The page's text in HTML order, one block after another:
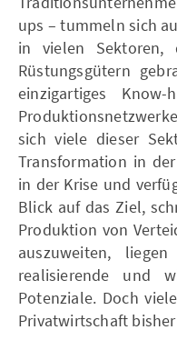
ups – tummeln sich
in vielen
Rüstungsgütern
einzigartiges
sich viele dieser
Transformation in
in der Krise und
Blick auf das Ziel,
Produktion von
auszuweiten,
realisierende und
Potenziale. Doch
Privatwirtschaft